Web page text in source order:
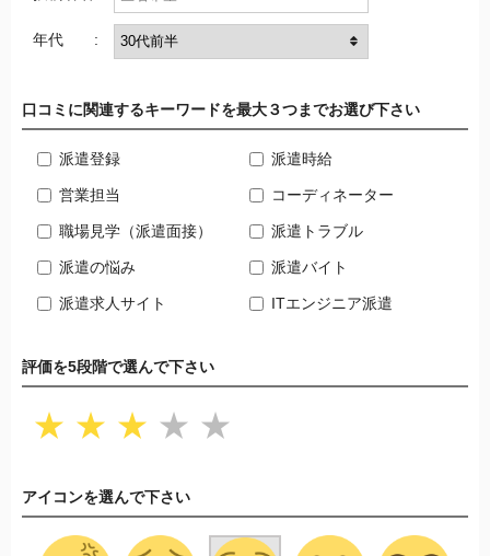
年代 :
口コミに関連するキーワードを最大３つまでお選び下さい
派遣登録 派遣時給
営業担当 コーディネーター
職場見学（派遣面接） 派遣トラブル
派遣の悩み 派遣バイト
派遣求人サイト ITエンジニア派遣
評価を5段階で選んで下さい
★ ★ ★ ★ ★
アイコンを選んで下さい